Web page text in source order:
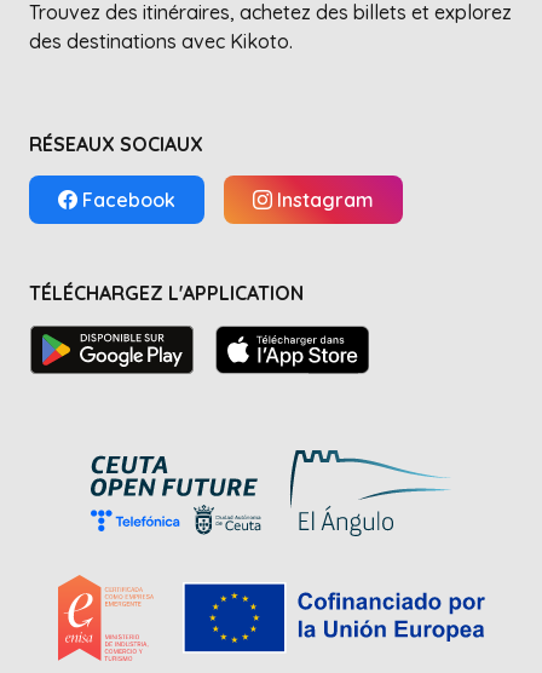
Trouvez des itinéraires, achetez des billets et explorez
des destinations avec Kikoto.
RÉSEAUX SOCIAUX
Facebook Instagram
TÉLÉCHARGEZ L'APPLICATION